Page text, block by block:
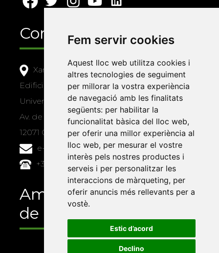
Fem servir cookies
Aquest lloc web utilitza cookies i
altres tecnologies de seguiment
per millorar la vostra experiència
de navegació amb les finalitats
següents: per habilitar la
funcionalitat bàsica del lloc web,
per oferir una millor experiència al
lloc web, per mesurar el vostre
interès pels nostres productes i
serveis i per personalitzar les
interaccions de màrqueting, per
oferir anuncis més rellevants per a
vostè.
Estic d’acord
Declino
Contacte
Xarxa Vives d'Universitats
Edifici Àgora
Universitat Jaume I, local 10
Av. de Vicent Sos Baynat, s/n
12071 Castelló de la Plana
e-buc@vives.org
+34 964 72 89 93
Amb el suport
de